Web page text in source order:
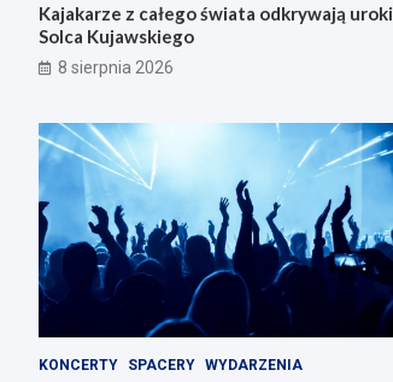
Kajakarze z całego świata odkrywają uroki
Solca Kujawskiego
8 sierpnia 2026
KONCERTY SPACERY WYDARZENIA